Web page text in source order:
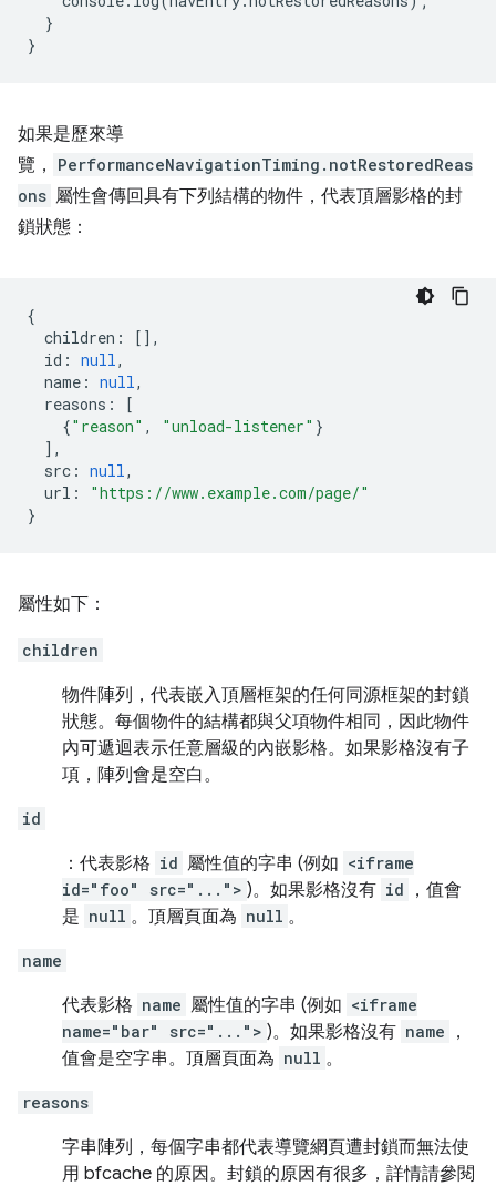
}
}
如果是歷來導
覽，
PerformanceNavigationTiming.notRestoredReas
ons 屬性會傳回具有下列結構的物件，代表頂層影格的封
鎖狀態：
{
children :
[],
id : null,
name : null,
reasons :
[
{"reason" , "unload-listener" }
],
src : null,
url :
"https://www.example.com/page/"
}
屬性如下：
children
物件陣列，代表嵌入頂層框架的任何同源框架的封鎖
狀態。每個物件的結構都與父項物件相同，因此物件
內可遞迴表示任意層級的內嵌影格。如果影格沒有子
項，陣列會是空白。
id
：代表影格 id 屬性值的字串 (例如 <iframe
id="foo" src="..."> )。如果影格沒有 id
，值會
是 null 。頂層頁面為 null 。
name
代表影格 name 屬性值的字串 (例如 <iframe
name="bar" src="..."> )。如果影格沒有 name
，
值會是空字串。頂層頁面為 null 。
reasons
字串陣列，每個字串都代表導覽網頁遭封鎖而無法使
用 bfcache 的原因。封鎖的原因有很多，詳情請參閱